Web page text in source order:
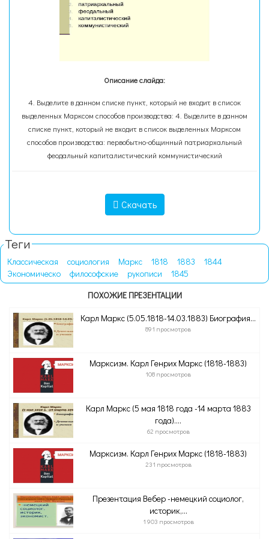
Описание слайда:
4. Выделите в данном списке пункт, который не входит в список
выделенных Марксом способов производства: 4. Выделите в данном
списке пункт, который не входит в список выделенных Марксом
способов производства: первобытно-общинный патриархальный
феодальный капиталистический коммунистический
Скачать
Теги
Классическая социология Маркс 1818 1883
1844
Экономическо
философские рукописи
1845
ПОХОЖИЕ ПРЕЗЕНТАЦИИ
Карл Маркс (5.05.1818-14.03.1883) Биография...
891 просмотров
Марксизм. Карл Генрих Маркс (1818-1883)
108 просмотров
Карл Маркс (5 мая 1818 года -14 марта 1883
года)....
62 просмотров
Марксизм. Карл Генрих Маркс (1818-1883)
231 просмотров
Презентация Вебер -немецкий социолог,
историк,...
1 903 просмотров